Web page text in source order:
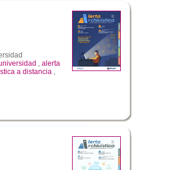
, alerta
a distancia ,